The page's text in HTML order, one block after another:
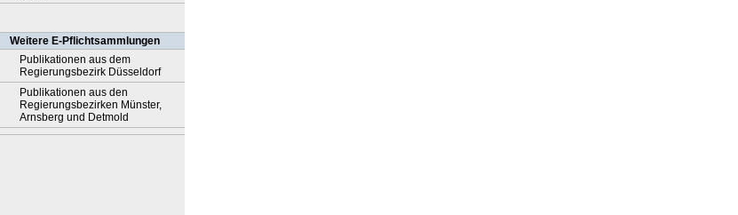
Weitere E-Pflichtsammlungen
Publikationen aus dem
Regierungsbezirk Düsseldorf
Publikationen aus den
Regierungsbezirken Münster,
Arnsberg und Detmold